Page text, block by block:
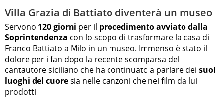
Villa Grazia di Battiato diventerà un museo
Servono 120 giorni per il procedimento avviato dalla
Soprintendenza con lo scopo di trasformare la casa di
Franco Battiato a Milo in un museo. Immenso è stato il
dolore per i fan dopo la recente scomparsa del
cantautore siciliano che ha continuato a parlare dei suoi
luoghi del cuoresia nelle canzoni che nei film da lui
prodotti.